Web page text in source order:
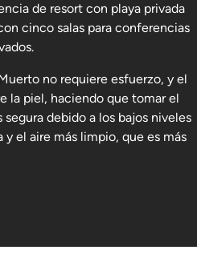
de resort con playa privada
cinco salas para conferencias
no requiere esfuerzo, y el
la piel, haciendo que tomar el
debido a los bajos niveles
el aire más limpio, que es más